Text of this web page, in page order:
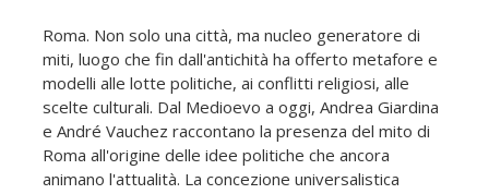
Roma. Non solo una città, ma nucleo generatore di
miti, luogo che fin dall'antichità ha offerto metafore e
modelli alle lotte politiche, ai conflitti religiosi, alle
scelte culturali. Dal Medioevo a oggi, Andrea Giardina
e André Vauchez raccontano la presenza del mito di
Roma all'origine delle idee politiche che ancora
animano l'attualità. La concezione universalistica